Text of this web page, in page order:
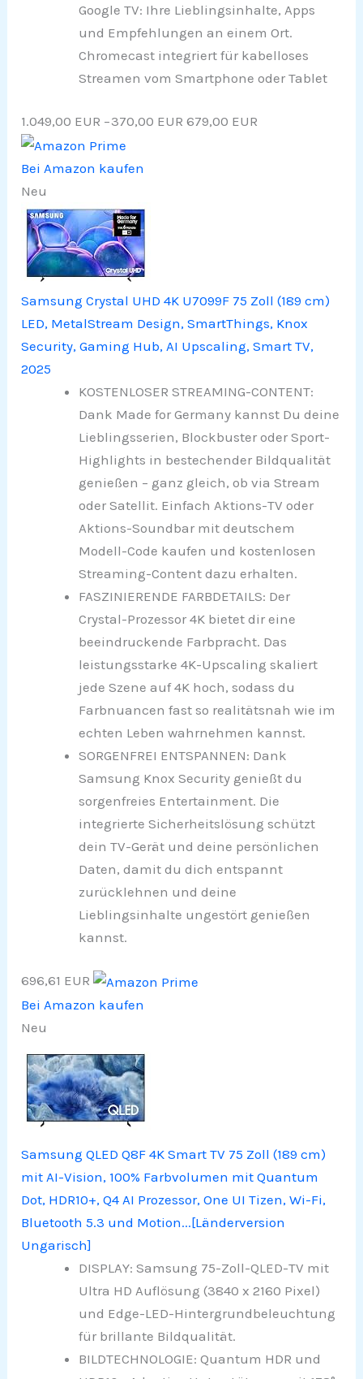
Google TV: Ihre Lieblingsinhalte, Apps
und Empfehlungen an einem Ort.
Chromecast integriert für kabelloses
Streamen vom Smartphone oder Tablet
1.049,00 EUR −370,00 EUR 679,00 EUR
Bei Amazon kaufen
Neu
Samsung Crystal UHD 4K U7099F 75 Zoll (189 cm)
LED, MetalStream Design, SmartThings, Knox
Security, Gaming Hub, AI Upscaling, Smart TV,
2025
KOSTENLOSER STREAMING-CONTENT:
Dank Made for Germany kannst Du deine
Lieblingsserien, Blockbuster oder Sport-
Highlights in bestechender Bildqualität
genießen – ganz gleich, ob via Stream
oder Satellit. Einfach Aktions-TV oder
Aktions-Soundbar mit deutschem
Modell-Code kaufen und kostenlosen
Streaming-Content dazu erhalten.
FASZINIERENDE FARBDETAILS: Der
Crystal-Prozessor 4K bietet dir eine
beeindruckende Farbpracht. Das
leistungsstarke 4K-Upscaling skaliert
jede Szene auf 4K hoch, sodass du
Farbnuancen fast so realitätsnah wie im
echten Leben wahrnehmen kannst.
SORGENFREI ENTSPANNEN: Dank
Samsung Knox Security genießt du
sorgenfreies Entertainment. Die
integrierte Sicherheitslösung schützt
dein TV-Gerät und deine persönlichen
Daten, damit du dich entspannt
zurücklehnen und deine
Lieblingsinhalte ungestört genießen
kannst.
696,61 EUR
Bei Amazon kaufen
Neu
Samsung QLED Q8F 4K Smart TV 75 Zoll (189 cm)
mit AI-Vision, 100% Farbvolumen mit Quantum
Dot, HDR10+, Q4 AI Prozessor, One UI Tizen, Wi-Fi,
Bluetooth 5.3 und Motion...[Länderversion
Ungarisch]
DISPLAY: Samsung 75-Zoll-QLED-TV mit
Ultra HD Auflösung (3840 x 2160 Pixel)
und Edge-LED-Hintergrundbeleuchtung
für brillante Bildqualität.
BILDTECHNOLOGIE: Quantum HDR und